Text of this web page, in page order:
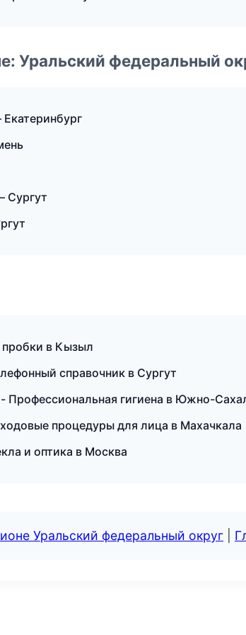
Уральский федеральный
Сургут
в Кызыл
справочник в Сургут
Профессиональная гигиена в Южно-
процедуры для лица в Махачкала
и оптика в Москва
Уральский федеральный округ